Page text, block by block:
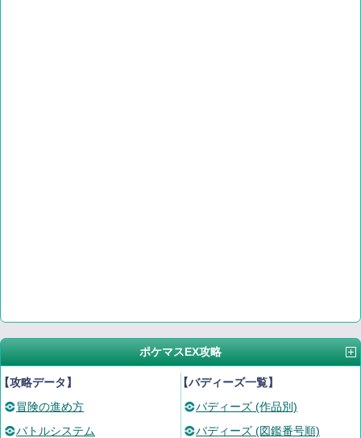
ポケマスEX攻略
攻略データ】
冒険の進め方
バトルシステム
【バディーズ一覧】
バディーズ (作品別)
バディーズ (図鑑番号順)